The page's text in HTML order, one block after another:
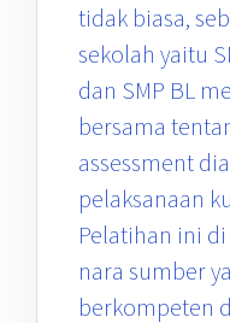
tidak biasa,
sekolah yaitu
dan SMP BL
bersama
assessment
pelaksanaan
Pelatihan ini
nara sumber
berkompeten